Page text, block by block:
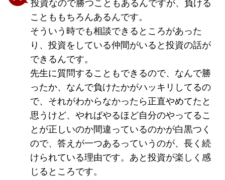
投資なので勝つこともあるんですが、負ける
ことももちろんあるんです。
そういう時でも相談できるところがあった
り、投資をしている仲間がいると投資の話が
できるんです。
先生に質問することもできるので、なんで勝
ったか、なんで負けたかがハッキリしてるの
で、それがわからなかったら正直やめてたと
思うけど、やればやるほど自分のやってるこ
とが正しいのか間違っているのかが白黒つく
ので、答えが一つあるっていうのが、長く続
けられている理由です。あと投資が楽しく感
じるところです。